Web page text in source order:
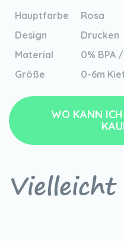
Hauptfarbe
Rosa
Design
Drucken
Material
0% BPA
Größe
0-6m
WO KANN